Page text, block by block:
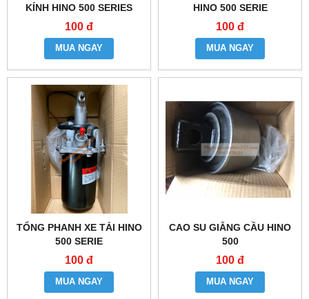
KÍNH HINO 500 SERIES
100 đ
MUA NGAY
HINO 500 SERIE
100 đ
MUA NGAY
TỔNG PHANH XE TẢI HINO
500 SERIE
100 đ
MUA NGAY
CAO SU GIẰNG CẦU HINO
500
100 đ
MUA NGAY